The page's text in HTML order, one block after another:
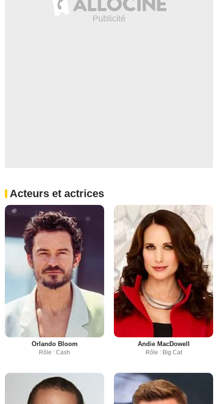
Acteurs et actrices
Orlando Bloom
Rôle : Cash
Andie MacDowell
Rôle : Big Cat